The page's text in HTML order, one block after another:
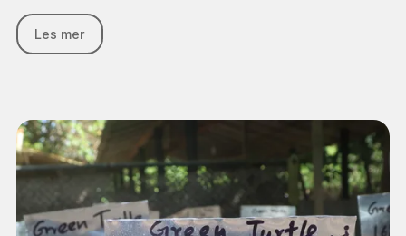
programkoordinatorene holder til og dette huset
brukes blant annet for de yngste deltakerne og
Les mer